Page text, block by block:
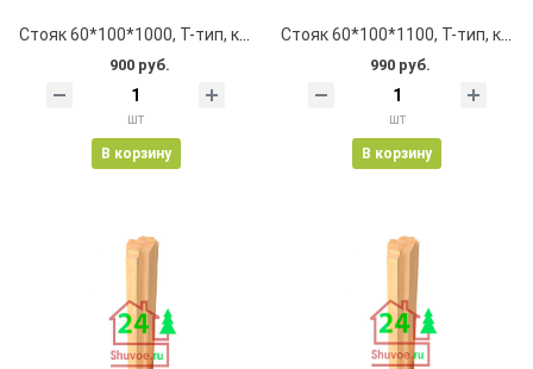
Стояк 60*100*1000, Т-тип, клеевой, цельноламельный, с пазом
900 руб.
шт
В корзину
Стояк 60*100*1100, Т-тип, клеевой, цельноламельный, с пазом
990 руб.
шт
В корзину